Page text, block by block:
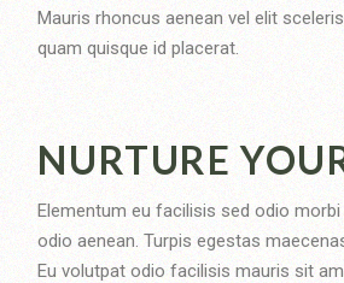
Mauris rhoncus aenean vel elit
quam quisque id placerat.
NURTURE
Elementum eu facilisis sed odio
odio aenean. Turpis egestas
Eu volutpat odio facilisis mauris sit